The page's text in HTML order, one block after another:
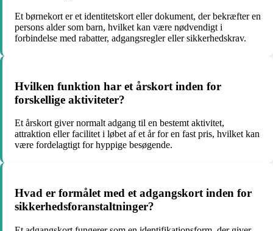
Et børnekort er et identitetskort eller dokument, der bekræfter en
persons alder som barn, hvilket kan være nødvendigt i
forbindelse med rabatter, adgangsregler eller sikkerhedskrav.
Hvilken funktion har et årskort inden for
forskellige aktiviteter?
Et årskort giver normalt adgang til en bestemt aktivitet,
attraktion eller facilitet i løbet af et år for en fast pris, hvilket kan
være fordelagtigt for hyppige besøgende.
Hvad er formålet med et adgangskort inden for
sikkerhedsforanstaltninger?